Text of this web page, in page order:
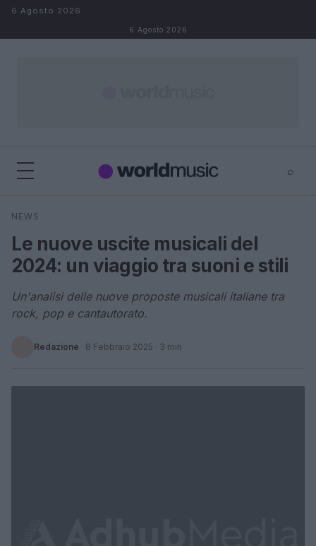
Salta al contenuto
6 Agosto 2026
6 Agosto 2026
⌕
Cerca
NEWS
Le nuove uscite musicali del
2024: un viaggio tra suoni e stili
Un'analisi delle nuove proposte musicali italiane tra
rock, pop e cantautorato.
Redazione · 8 Febbraio 2025 · 3 min